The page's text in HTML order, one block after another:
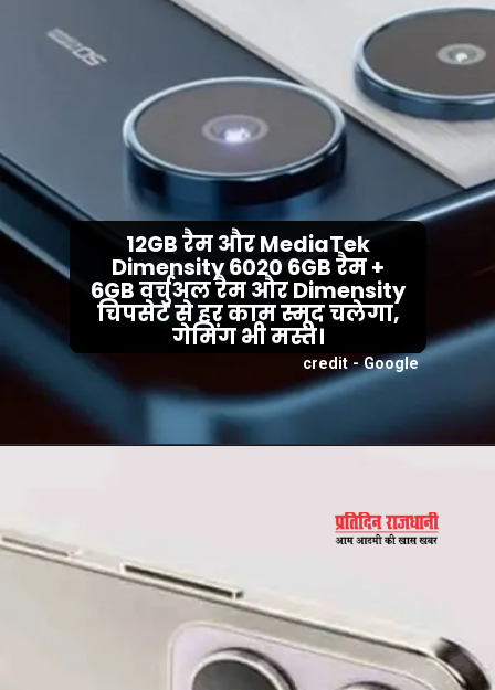
credit - Google
12GB रैम और MediaTek
Dimensity 6020 6GB रैम +
6GB वर्चुअल रैम और Dimensity
चिपसेट से हर काम स्मूद चलेगा,
गेमिंग भी मस्त।